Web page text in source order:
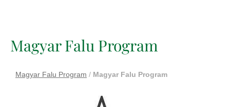
Magyar Falu Program
Magyar Falu Program / Magyar Falu Program